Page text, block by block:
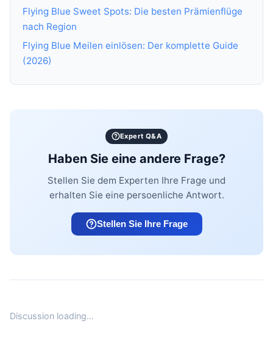
Flying Blue Sweet Spots: Die besten Prämienflüge
nach Region
Flying Blue Meilen einlösen: Der komplette Guide
(2026)
Expert Q&A
Haben Sie eine andere Frage?
Stellen Sie dem Experten Ihre Frage und
erhalten Sie eine persoenliche Antwort.
Stellen Sie Ihre Frage
Discussion loading...